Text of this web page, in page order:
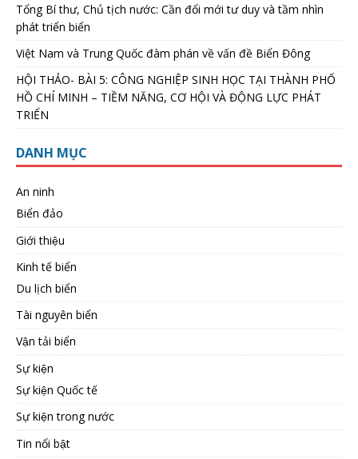
Tổng Bí thư, Chủ tịch nước: Cần đổi mới tư duy và tầm nhìn
phát triển biển
Việt Nam và Trung Quốc đàm phán về vấn đề Biển Đông
HỘI THẢO- BÀI 5: CÔNG NGHIỆP SINH HỌC TẠI THÀNH PHỐ
HỒ CHÍ MINH – TIỀM NĂNG, CƠ HỘI VÀ ĐỘNG LỰC PHÁT
TRIỂN
DANH MỤC
An ninh
Biển đảo
Giới thiệu
Kinh tế biển
Du lịch biển
Tài nguyên biển
Vận tải biển
Sự kiện
Sự kiện Quốc tế
Sự kiện trong nước
Tin nổi bật